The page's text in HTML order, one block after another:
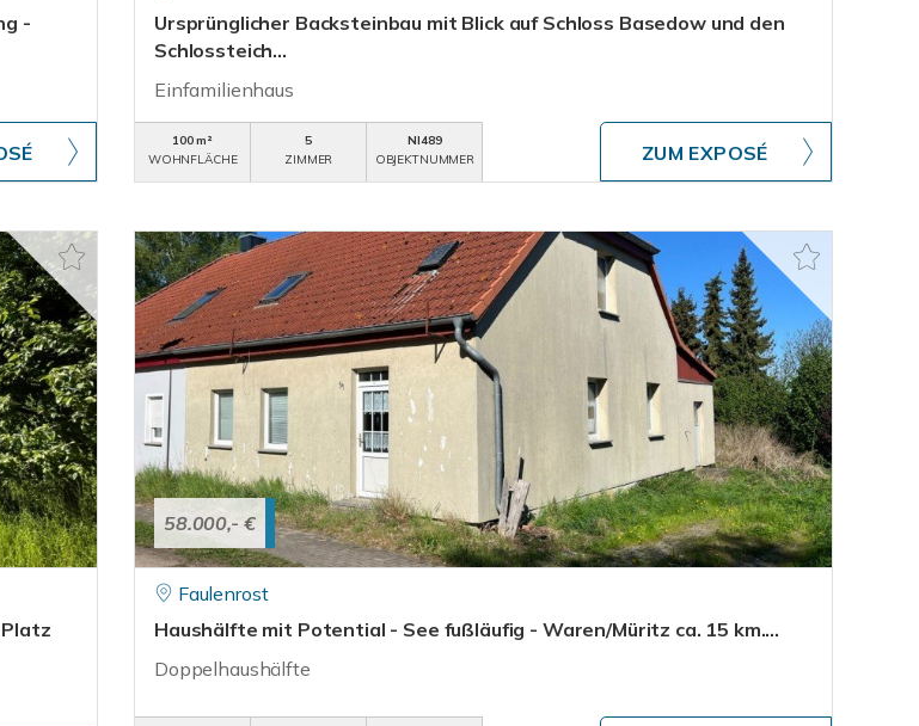
-
Ursprünglicher Backsteinbau mit Blick auf Schloss Basedow und den
Schlossteich...
Einfamilienhaus
100 m²
WOHNFLÄCHE
5
ZIMMER
NI489
OBJEKTNUMMER
ZUM EXPOSÉ
58.000,- €
Faulenrost
Haushälfte mit Potential - See fußläufig - Waren/Müritz ca. 15 km....
Doppelhaushälfte